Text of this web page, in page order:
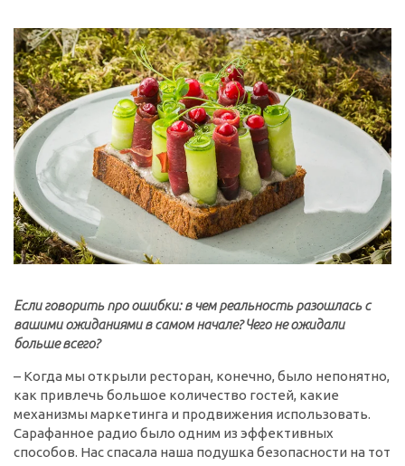
Если говорить про ошибки: в чем реальность разошлась с
вашими ожиданиями в самом начале? Чего не ожидали
больше всего?
– Когда мы открыли ресторан, конечно, было непонятно,
как привлечь большое количество гостей, какие
механизмы маркетинга и продвижения использовать.
Сарафанное радио было одним из эффективных
способов. Нас спасала наша подушка безопасности на тот